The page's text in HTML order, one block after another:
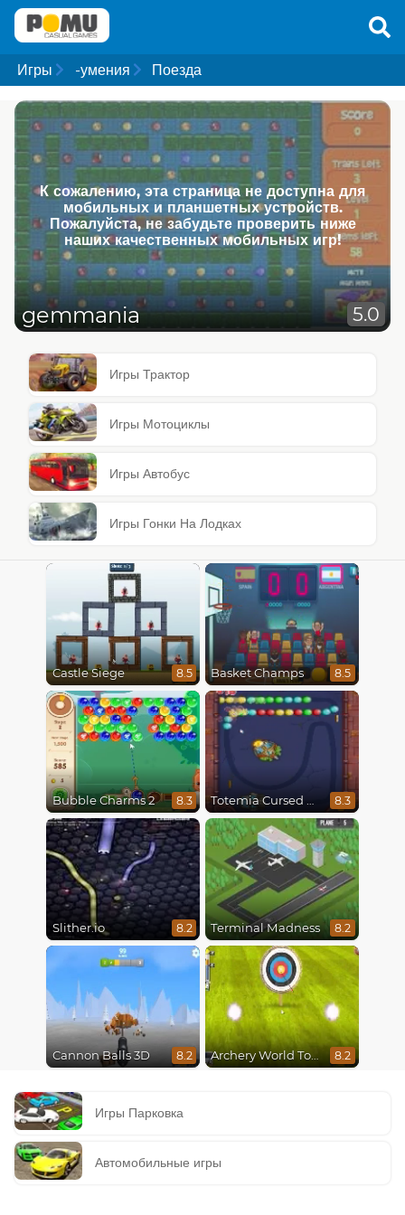
Игры -умения Поезда
К сожалению, эта страница не доступна для
мобильных и планшетных устройств.
Пожалуйста, не забудьте проверить ниже
наших качественных мобильных игр!
gemmania 5.0
Игры Трактор
Игры Мотоциклы
Игры Автобус
Игры Гонки На Лодках
Castle Siege 8.5 Basket Champs 8.5
Bubble Charms 2 8.3 Totemia Cursed Marbles 8.3
Slither.io 8.2 Terminal Madness 8.2
Cannon Balls 3D 8.2 Archery World Tour 8.2
Игры Парковка
Автомобильные игры